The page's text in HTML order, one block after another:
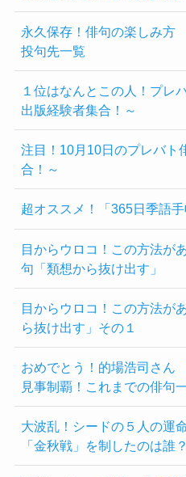
永久保存！俳句の楽しみ
投句先一覧
１位はなんとこの人！プ
出版経験者集合！～
注目！10月10日のプレバ
合！～
超オススメ！「365日季語
目からウロコ！この方法が
句「類想から抜け出す」
目からウロコ！この方法が
ら抜け出す」その１
おめでとう！的場浩司さん
見事制覇！これまでの俳句
大波乱！シードの５人の運
「金秋戦」を制したのは誰？